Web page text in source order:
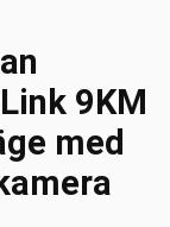
9KM
med